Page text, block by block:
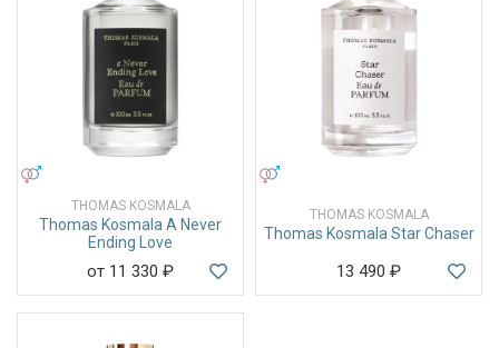
THOMAS KOSMALA
Thomas Kosmala A Never
Ending Love
от 11 330 ₽
THOMAS KOSMALA
Thomas Kosmala Star Chaser
13 490 ₽